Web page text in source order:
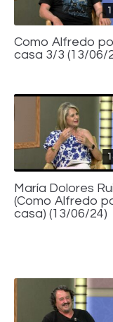
Como Alfredo
casa 3/3 (13/06/
María Dolores
(Como Alfredo
casa) (13/06/24)